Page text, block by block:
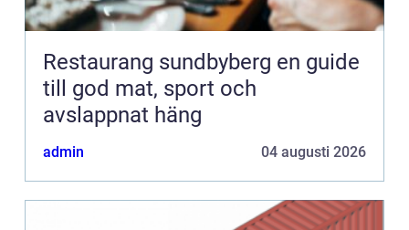
Restaurang sundbyberg en guide
till god mat, sport och
avslappnat häng
admin 04 augusti 2026